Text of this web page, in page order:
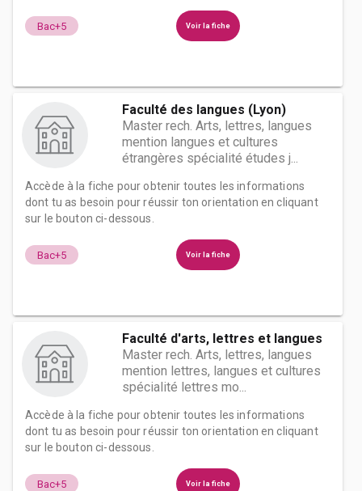
Bac+5 Voir la fiche
Faculté des langues (Lyon)
Master rech. Arts, lettres, langues
mention langues et cultures
étrangères spécialité études j...
Accède à la fiche pour obtenir toutes les informations
dont tu as besoin pour réussir ton orientation en cliquant
sur le bouton ci-dessous.
Bac+5 Voir la fiche
Faculté d'arts, lettres et langues
Master rech. Arts, lettres, langues
mention lettres, langues et cultures
spécialité lettres mo...
Accède à la fiche pour obtenir toutes les informations
dont tu as besoin pour réussir ton orientation en cliquant
sur le bouton ci-dessous.
Bac+5 Voir la fiche